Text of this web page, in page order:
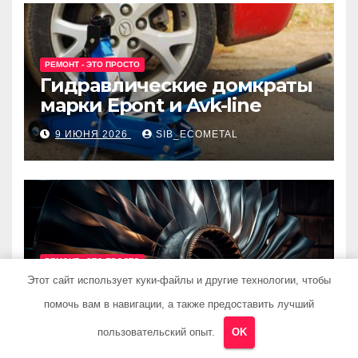
РЕМОНТ - ЭТО ПРОСТО
Гидравлические домкраты
марки Epont и Avk-line
9 ИЮНЯ 2026 SIB_ECOMETAL
РЕМОНТ - ЭТО ПРОСТО
Ремонт турбины
8 ИЮНЯ 2026 SIB_ECOMETAL
Этот сайт использует куки-файлы и другие технологии, чтобы
помочь вам в навигации, а также предоставить лучший
пользовательский опыт. OK